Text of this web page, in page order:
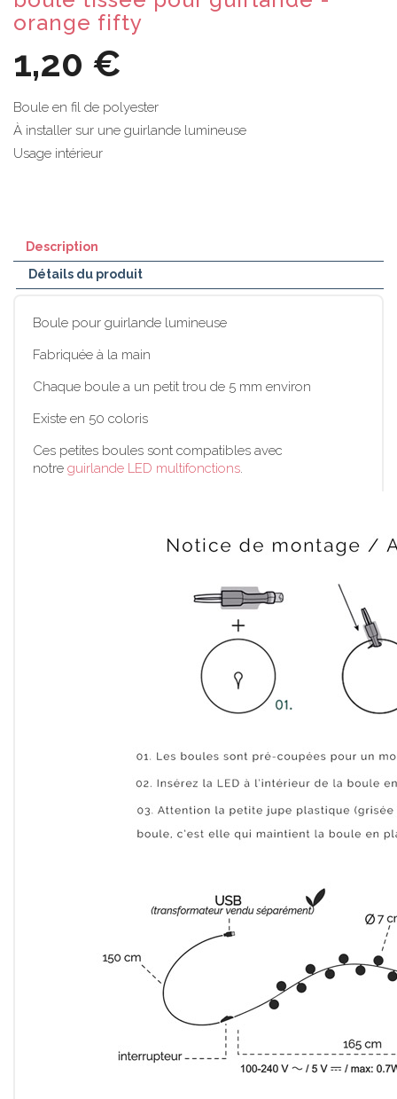
orange fifty
1,20 €
Boule en fil de polyester
À installer sur une guirlande lumineuse
Usage intérieur
Description
Détails du produit
Boule pour guirlande lumineuse
Fabriquée à la main
Chaque boule a un petit trou de 5 mm environ
Existe en 50 coloris
Ces petites boules sont compatibles avec
notre guirlande LED multifonctions.